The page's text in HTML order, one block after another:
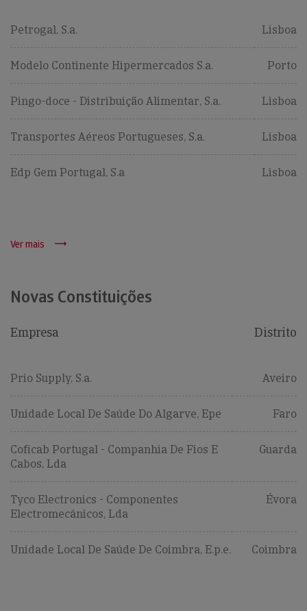
Petrogal, S.a. Lisboa
Modelo Continente Hipermercados S.a. Porto
Pingo-doce - Distribuição Alimentar, S.a. Lisboa
Transportes Aéreos Portugueses, S.a. Lisboa
Edp Gem Portugal, S.a Lisboa
Ver mais
Novas Constituições
Empresa Distrito
Prio Supply, S.a. Aveiro
Unidade Local De Saúde Do Algarve, Epe Faro
Coficab Portugal - Companhia De Fios E
Cabos, Lda
Guarda
Tyco Electronics - Componentes
Electromecânicos, Lda
Évora
Unidade Local De Saúde De Coimbra, E.p.e. Coimbra